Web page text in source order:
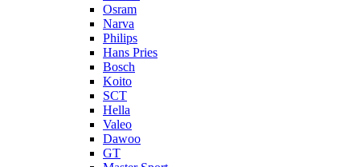
Osram
Narva
Philips
Hans Pries
Bosch
Koito
SCT
Hella
Valeo
Dawoo
GT